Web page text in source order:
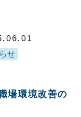
せ
場環境改善の